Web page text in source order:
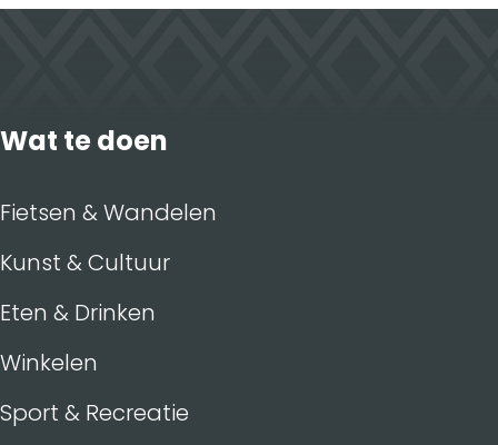
Wat te doen
Fietsen & Wandelen
Kunst & Cultuur
Eten & Drinken
Winkelen
Sport & Recreatie